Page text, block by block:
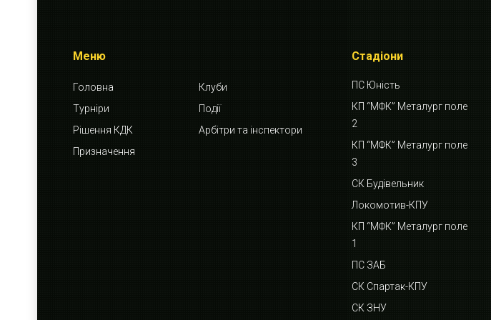
Меню
Головна
Клуби
Турніри
Події
Рішення КДК
Арбітри та інспектори
Призначення
Стадіони
ПС Юність
КП “МФК” Металург поле
2
КП “МФК” Металург поле
3
СК Будівельник
Локомотив-КПУ
КП “МФК” Металург поле
1
ПС ЗАБ
СК Спартак-КПУ
СК ЗНУ